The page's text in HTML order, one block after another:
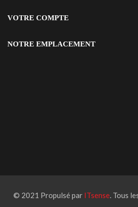
VOTRE COMPTE
NOTRE EMPLACEMENT
© 2021 Propulsé par ITsense. Tous